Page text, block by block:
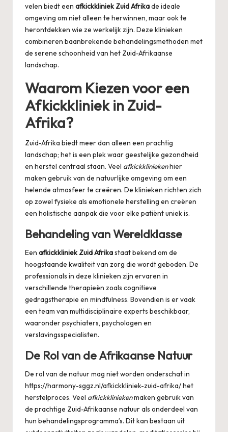
velen biedt een afkickkliniek Zuid Afrikade ideale
omgeving om niet alleen te herwinnen, maar ook te
herontdekken wie ze werkelijk zijn. Deze klinieken
combineren baanbrekende behandelingsmethoden met
de serene schoonheid van het Zuid-Afrikaanse
landschap.
Waarom Kiezen voor een
Afkickkliniek in Zuid-
Afrika?
Zuid-Afrika biedt meer dan alleen een prachtig
landschap; het is een plek waar geestelijke gezondheid
en herstel centraal staan. Veel afkickkliniekenhier
maken gebruik van de natuurlijke omgeving om een
helende atmosfeer te creëren. De klinieken richten zich
op zowel fysieke als emotionele herstelling en creëren
een holistische aanpak die voor elke patiënt uniek is.
Behandeling van Wereldklasse
Een afkickkliniek Zuid Afrikastaat bekend om de
hoogstaande kwaliteit van zorg die wordt geboden. De
professionals in deze klinieken zijn ervaren in
verschillende therapieën zoals cognitieve
gedragstherapie en mindfulness. Bovendien is er vaak
een team van multidisciplinaire experts beschikbaar,
waaronder psychiaters, psychologen en
verslavingsspecialisten.
De Rol van de Afrikaanse Natuur
De rol van de natuur mag niet worden onderschat in
https://harmony-sggz.nl/afkickkliniek-zuid-afrika/het
herstelproces. Veel afkickkliniekenmaken gebruik van
de prachtige Zuid-Afrikaanse natuur als onderdeel van
hun behandelingsprogramma’s. Dit kan bestaan uit